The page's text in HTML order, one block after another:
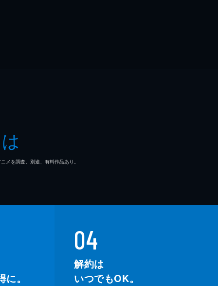
を調査。別途、有料作品あり。
。
04
解約は
いつでもOK。